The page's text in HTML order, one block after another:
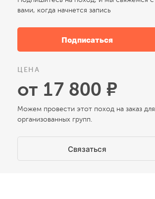
вами, когда начнется запись
Подписаться
ЦЕНА
от 17 800 ₽
Можем провести этот поход на заказ для
организованных групп.
Связаться